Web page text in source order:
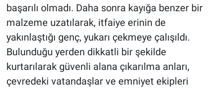
başarılı olmadı. Daha sonra kayığa benzer bir
malzeme uzatılarak, itfaiye erinin de
yakınlaştığı genç, yukarı çekmeye çalışıldı.
Bulunduğu yerden dikkatli bir şekilde
kurtarılarak güvenli alana çıkarılma anları,
çevredeki vatandaşlar ve emniyet ekipleri